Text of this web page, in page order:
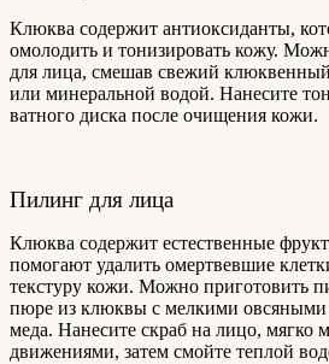
Клюква содержит антиоксиданты,
омолодить и тонизировать кожу.
для лица, смешав свежий
или минеральной водой. Нанесите
ватного диска после очищения кожи.
Пилинг для лица
Клюква содержит естественные
помогают удалить омертвевшие
текстуру кожи. Можно приготовить
пюре из клюквы с мелкими
меда. Нанесите скраб на лицо, мягко
движениями, затем смойте теплой